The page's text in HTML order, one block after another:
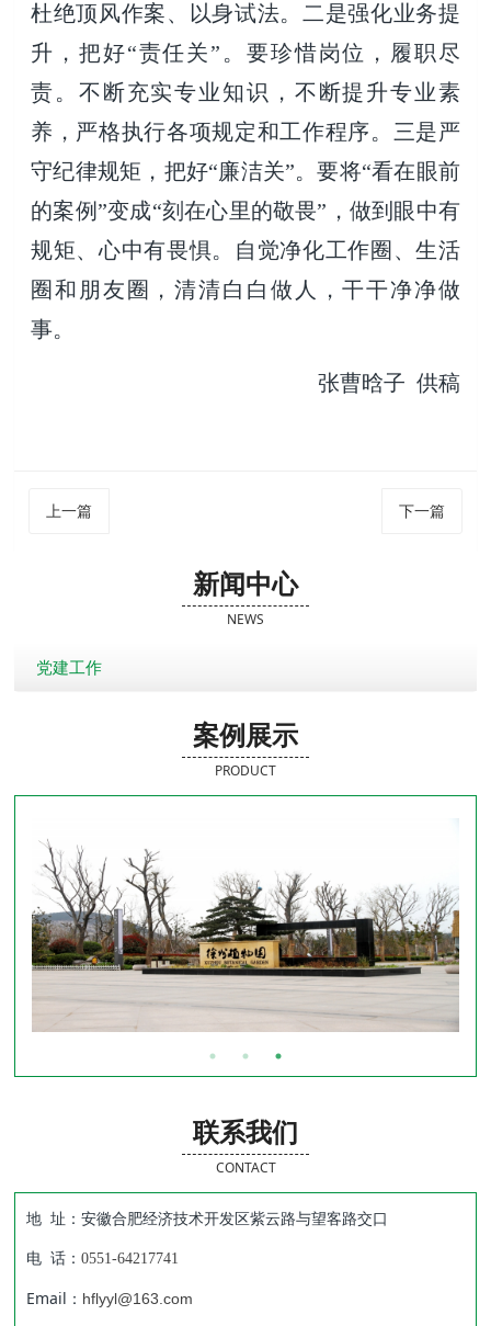
杜绝顶风作案、以身试法。二是强化业务提
升，把好“责任关”。要珍惜岗位，履职尽
责。不断充实专业知识，不断提升专业素
养，严格执行各项规定和工作程序。三是严
守纪律规矩，把好“廉洁关”。要将“看在眼前
的案例”变成“刻在心里的敬畏”，做到眼中有
规矩、心中有畏惧。自觉净化工作圈、生活
圈和朋友圈，清清白白做人，干干净净做
事。
张曹晗子 供稿
上一篇 下一篇
新闻中心
NEWS
党建工作
案例展示
PRODUCT
联系我们
CONTACT
地 址：安徽合肥经济技术开发区紫云路与望客路交口
电 话：0551-64217741
Email： hflyyl@163.com